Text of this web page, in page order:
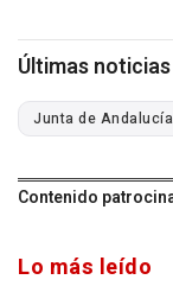
Últimas
Junta de Andalucía
Contenido
Lo más leído